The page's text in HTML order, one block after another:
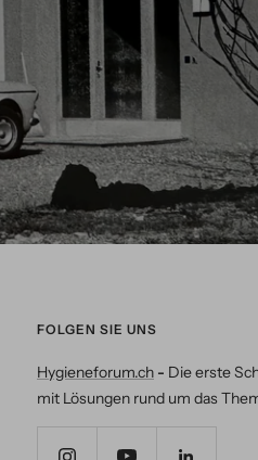
FOLGEN SIE UNS
Hygieneforum.ch - Die erste
mit Lösungen rund um das